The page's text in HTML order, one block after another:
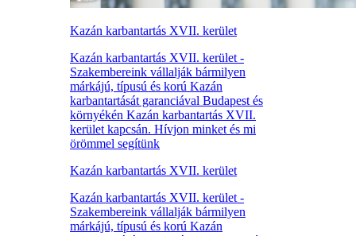
Kazán karbantartás XVII. kerület
Kazán karbantartás XVII. kerület -
Szakembereink vállalják bármilyen
márkájú, típusú és korú Kazán
karbantartását garanciával Budapest és
környékén Kazán karbantartás XVII.
kerület kapcsán. Hívjon minket és mi
örömmel segítünk
Kazán karbantartás XVII. kerület
Kazán karbantartás XVII. kerület -
Szakembereink vállalják bármilyen
márkájú, típusú és korú Kazán